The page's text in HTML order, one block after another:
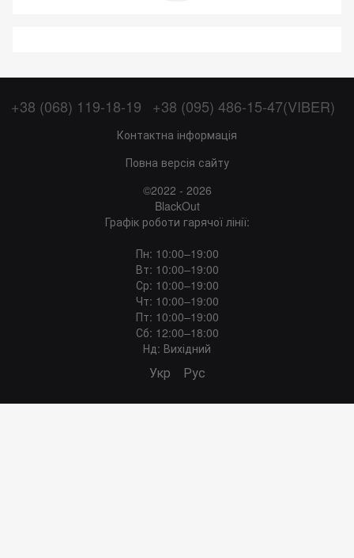
+38 (068) 119-18-19 +38 (095) 486-15-47(VIBER)
Контактна інформація
Повна версія сайту
©2022 - 2026
BlackOut
Графік роботи гарячої лінії:
Пн: 10:00–19:00
Вт: 10:00–19:00
Ср: 10:00–19:00
Чт: 10:00–19:00
Пт: 10:00–19:00
Сб: 12:00–18:00
Нд: Вихідний
Укр Рус